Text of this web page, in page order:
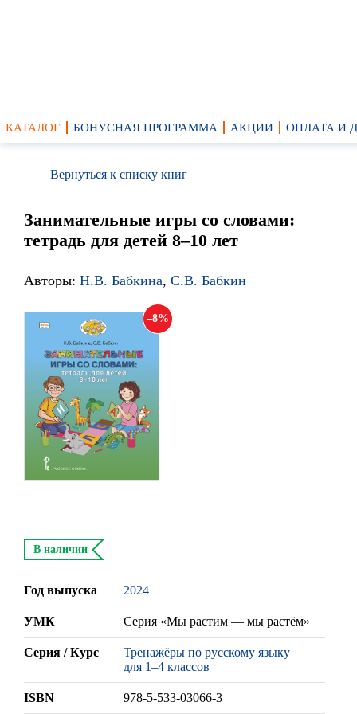
КАТАЛОГ БОНУСНАЯ ПРОГРАММА АКЦИИ ОПЛАТА И
Вернуться к списку книг
Занимательные игры со словами:
тетрадь для детей 8–10 лет
Авторы: Н.В. Бабкина, С.В. Бабкин
8
В наличии
Год выпуска 2024
УМК Серия «Мы растим — мы растём»
Серия / Курс
Тренажёры по русскому языку
для 1–4 классов
ISBN 978-5-533-03066-3